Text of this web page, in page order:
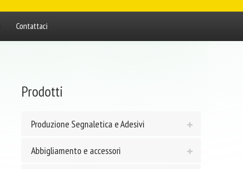
Contattaci
Prodotti
Produzione Segnaletica e Adesivi
Abbigliamento e accessori